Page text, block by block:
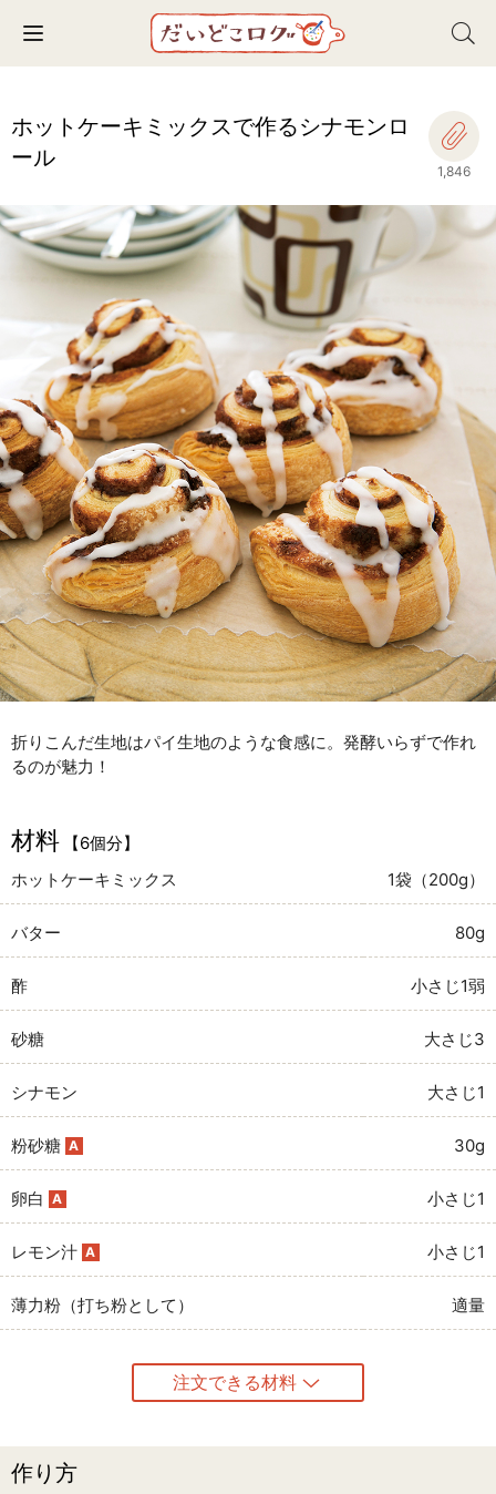
Toggle navigation
ホットケーキミックスで作るシナモンロ
ール
1,846
折りこんだ生地はパイ生地のような食感に。発酵いらずで作れ
るのが魅力！
材料
【6個分】
ホットケーキミックス
1袋（200g）
バター 80g
酢 小さじ1弱
砂糖 大さじ3
シナモン 大さじ1
粉砂糖 A 30g
卵白 A 小さじ1
レモン汁 A 小さじ1
薄力粉（打ち粉として） 適量
注文できる材料
作り方